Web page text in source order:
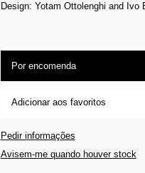
Design: Yotam Ottolenghi and Ivo
Por encomenda
Adicionar aos favoritos
Pedir informações
Avisem-me quando houver stock